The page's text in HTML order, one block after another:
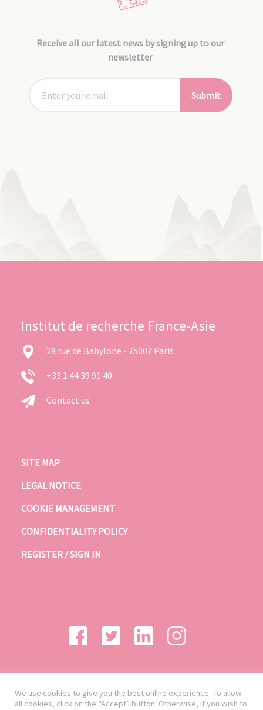
Receive all our latest news by signing up to our
newsletter
Submit
Institut de recherche France-Asie
28 rue de Babylone - 75007 Paris
+33 1 44 39 91 40
Contact us
SITE MAP
LEGAL NOTICE
COOKIE MANAGEMENT
CONFIDENTIALITY POLICY
REGISTER / SIGN IN
We use cookies to give you the best online experience. To allow
all cookies, click on the “Accept” button. Otherwise, if you wish to